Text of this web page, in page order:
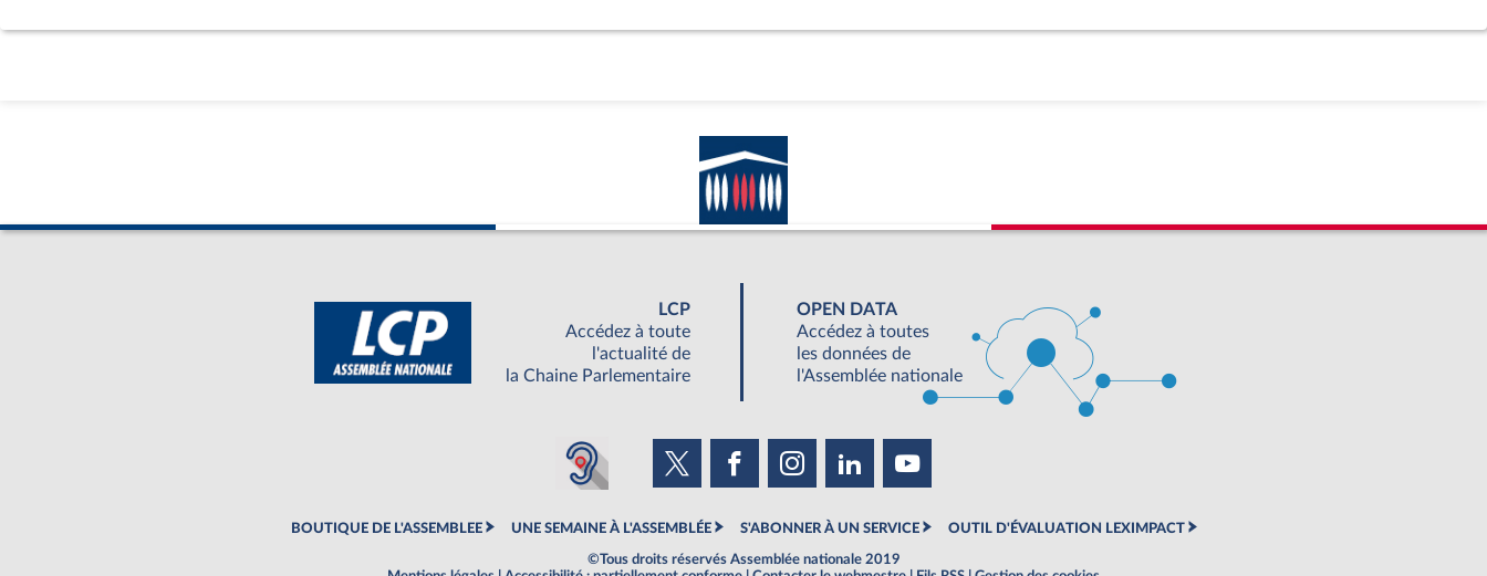
LCP
Accédez à toute
l'actualité de
la Chaine Parlementaire
OPEN DATA
Accédez à toutes
les données de
l'Assemblée nationale
BOUTIQUE DE L'ASSEMBLEE UNE SEMAINE À L'ASSEMBLÉE S'ABONNER À UN SERVICE OUTIL D'ÉVALUATION LEXIMPACT
©Tous droits réservés Assemblée nationale 2019